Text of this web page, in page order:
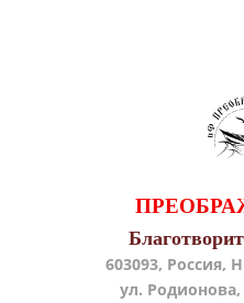
603093, Россия,
ул.